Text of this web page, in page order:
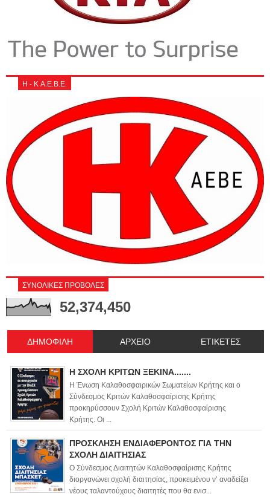
Η - Κ Α.Ε.Β.Ε.
ΣΥΝΟΛΙΚΕΣ ΠΡΟΒΟΛΕΣ
52,374,450
ΔΗΜΟΦΙΛΗ ΑΡΧΕΙΟ ΕΤΙΚΕΤΕΣ
Η ΣΧΟΛΗ ΚΡΙΤΩΝ ΞΕΚΙΝΑ.......
Η Ένωση Καλαθοσφαιρικών Σωματείων Κρήτης και ο
Σύνδεσμος Κριτών Καλαθοσφαίρισης Κρήτης
προκηρύσσουν Σχολή Κριτών Καλαθοσφαίρισης
Κρήτης. Οι ...
ΠΡΟΣΚΛΗΣΗ ΕΝΔΙΑΦΕΡΟΝΤΟΣ ΓΙΑ ΤΗΝ
ΣΧΟΛΗ ΔΙΑΙΤΗΣΙΑΣ
Ο Σύνδεσμος Διαιτητών Καλαθοσφαίρισης Κρήτης
διοργανώνει σχολή διαιτησίας, προκειμένου ν’ αναδείξει
νέους ταλαντούχους διαιτητές που θα ενισ...